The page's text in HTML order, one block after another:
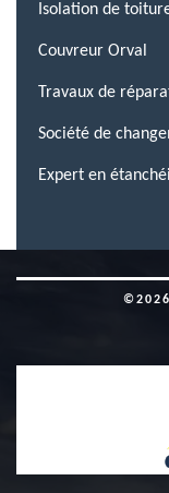
Isolation de
Couvreur Orval
Travaux de
Société de
Expert en
©2026